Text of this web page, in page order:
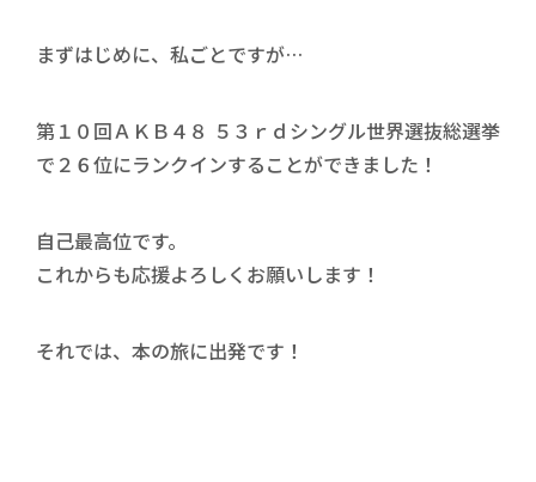
まずはじめに、私ごとですが…
第１０回ＡＫＢ４８ ５３ｒｄシングル世界選抜総選挙
で２６位にランクインすることができました！
自己最高位です。
これからも応援よろしくお願いします！
それでは、本の旅に出発です！